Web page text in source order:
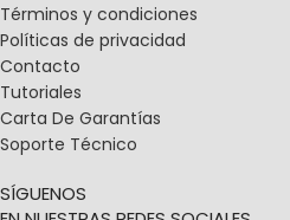
Términos y condiciones
Políticas de privacidad
Contacto
Tutoriales
Carta De Garantías
Soporte Técnico
SÍGUENOS